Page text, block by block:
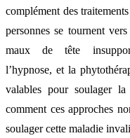
complément des
personnes se tournent
maux de tête
l’hypnose, et la
valables pour soulager
comment ces approches
soulager cette maladie